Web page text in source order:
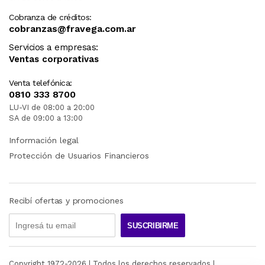
Cobranza de créditos:
cobranzas@fravega.com.ar
Servicios a empresas:
Ventas corporativas
Venta telefónica:
0810 333 8700
LU-VI de 08:00 a 20:00
SA de 09:00 a 13:00
Información legal
Protección de Usuarios Financieros
Recibí ofertas y promociones
SUSCRIBIRME